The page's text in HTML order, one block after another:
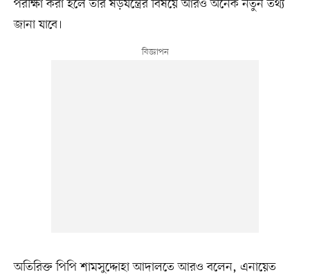
পরীক্ষা করা হলে তাঁর ষড়যন্ত্রের বিষয়ে আরও অনেক নতুন তথ্য
জানা যাবে।
অতিরিক্ত পিপি শামসুদ্দোহা আদালতে আরও বলেন, এনায়েত